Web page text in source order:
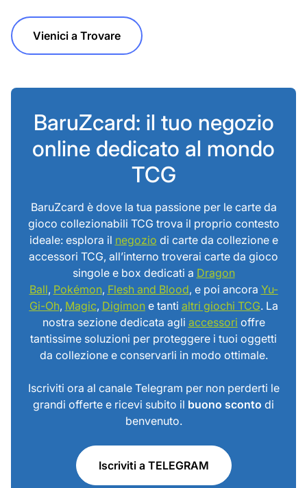
Vienici a Trovare
BaruZcard: il tuo negozio
online dedicato al mondo
TCG
BaruZcard è dove la tua passione per le carte da
gioco collezionabili TCG trova il proprio contesto
ideale: esplora il negozio di carte da collezione e
accessori TCG, all’interno troverai carte da gioco
singole e box dedicati a Dragon
Ball, Pokémon, Flesh and Blood, e poi ancora Yu-
Gi-Oh, Magic, Digimone tanti altri giochi TCG. La
nostra sezione dedicata agli accessori offre
tantissime soluzioni per proteggere i tuoi oggetti
da collezione e conservarli in modo ottimale.
Iscriviti ora al canale Telegram per non perderti le
grandi offerte e ricevi subito il buono sconto di
benvenuto.
Iscriviti a TELEGRAM